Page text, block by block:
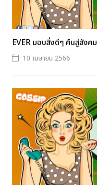
EVER มอบสิ่งดีๆ คืนสู่สังคม
10 เมษายน 2566